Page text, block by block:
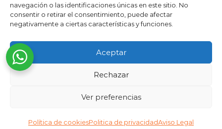
navegación o las identificaciones únicas en este sitio. No
consentir o retirar el consentimiento, puede afectar
negativamente a ciertas características y funciones.
Aceptar
Rechazar
Ver preferencias
Política de cookiesPolitica de privacidadAviso Legal
★★★★★
La verdad es que fue una compra muy económica, la
día. ¡Estoy muy satisfecha con la atención al cliente y el
servicio!
Desarrollado por